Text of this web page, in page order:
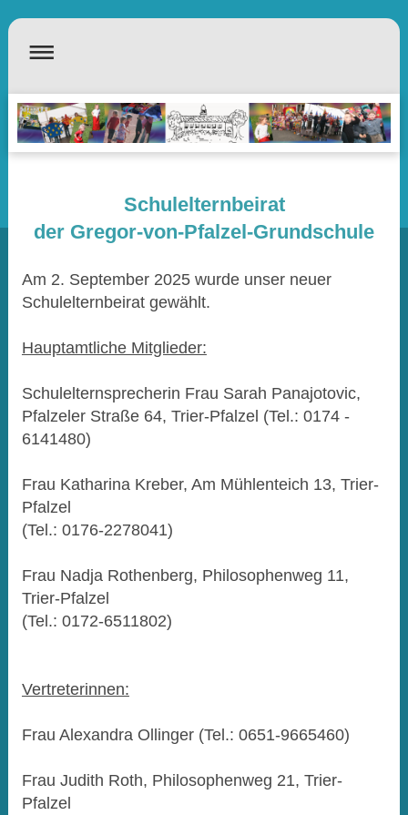
Schulelternbeirat
der Gregor-von-Pfalzel-Grundschule
Am 2. September 2025 wurde unser neuer
Schulelternbeirat gewählt.
Hauptamtliche Mitglieder:
Schulelternsprecherin Frau Sarah Panajotovic,
Pfalzeler Straße 64, Trier-Pfalzel (Tel.: 0174 -
6141480)
Frau Katharina Kreber, Am Mühlenteich 13, Trier-
Pfalzel
(Tel.: 0176-2278041)
Frau Nadja Rothenberg, Philosophenweg 11,
Trier-Pfalzel
(Tel.: 0172-6511802)
Vertreterinnen:
Frau Alexandra Ollinger (Tel.: 0651-9665460)
Frau Judith Roth, Philosophenweg 21, Trier-
Pfalzel